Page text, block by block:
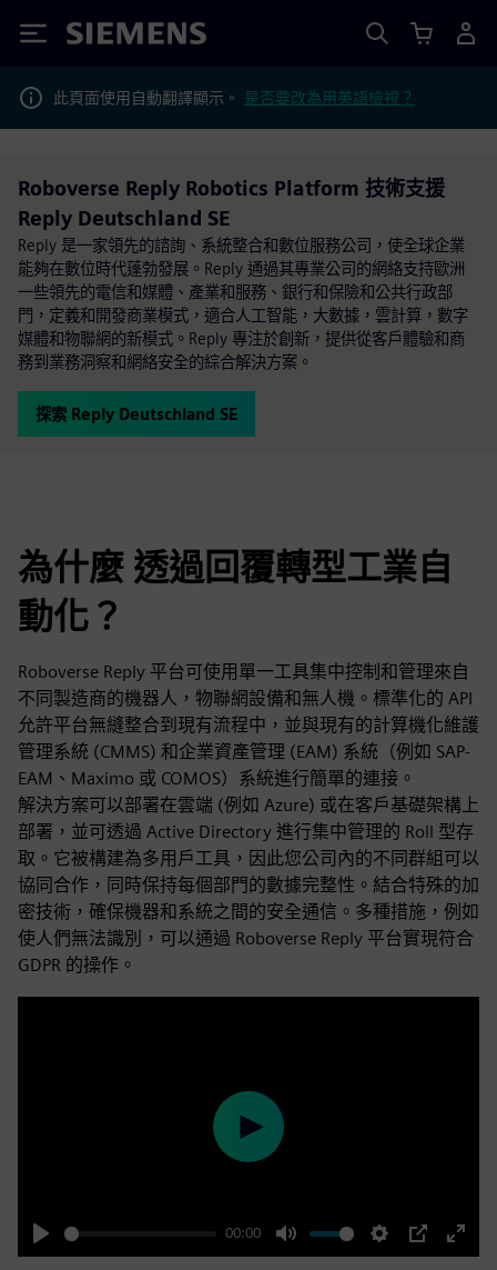
Siemens
此頁面使用自動翻譯顯示。 是否要改為用英語檢視？
Roboverse Reply Robotics Platform 技術支援
Reply Deutschland SE
Reply 是一家領先的諮詢、系統整合和數位服務公司，使全球企業
能夠在數位時代蓬勃發展。Reply 通過其專業公司的網絡支持歐洲
一些領先的電信和媒體、產業和服務、銀行和保險和公共行政部
門，定義和開發商業模式，適合人工智能，大數據，雲計算，數字
媒體和物聯網的新模式。Reply 專注於創新，提供從客戶體驗和商
務到業務洞察和網絡安全的綜合解決方案。
探索 Reply Deutschland SE
為什麼 透過回覆轉型工業自
動化？
Roboverse Reply 平台可使用單一工具集中控制和管理來自
不同製造商的機器人，物聯網設備和無人機。標準化的 API
允許平台無縫整合到現有流程中，並與現有的計算機化維護
管理系統 (CMMS) 和企業資產管理 (EAM) 系統（例如 SAP-
EAM、Maximo 或 COMOS）系統進行簡單的連接。
解決方案可以部署在雲端 (例如 Azure) 或在客戶基礎架構上
部署，並可透過 Active Directory 進行集中管理的 Roll 型存
取。它被構建為多用戶工具，因此您公司內的不同群組可以
協同合作，同時保持每個部門的數據完整性。結合特殊的加
密技術，確保機器和系統之間的安全通信。多種措施，例如
使人們無法識別，可以通過 Roboverse Reply 平台實現符合
GDPR 的操作。
Play
00:00
Mute Settings
PIP
Enter
Play